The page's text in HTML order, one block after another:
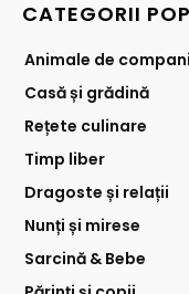
CATEGORII
Animale de
Casă și grădină
Rețete culinare
Timp liber
Dragoste și relații
Nunți și mirese
Sarcină & Bebe